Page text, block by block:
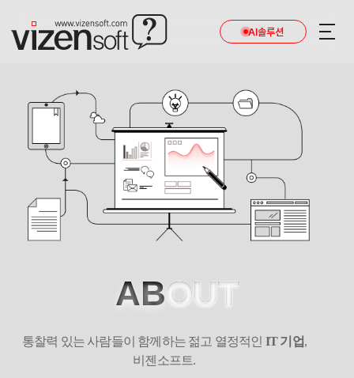
AI솔루션
통찰력 있는 IT 기업 비젠소프트를 소개합니다.
ABOUT
통찰력 있는 사람들이 함께하는 젊고 열정적인 IT 기업,
비젠소프트.